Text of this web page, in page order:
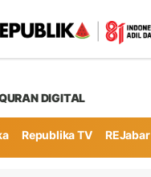
DIGITAL
Republika TV REJabar